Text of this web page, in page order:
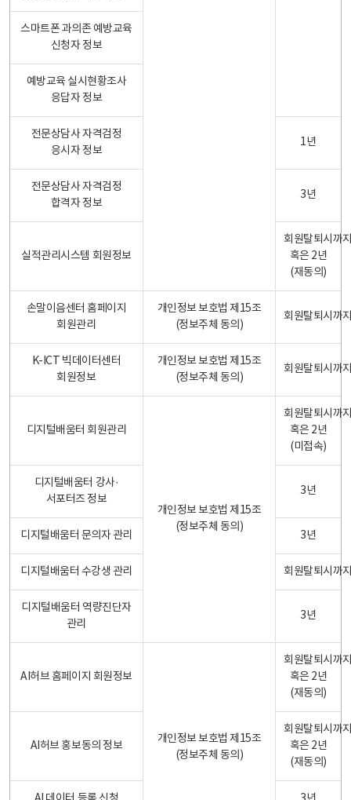
스마트폰 과의존 예방교육
신청자 정보
예방교육 실시현황조사
응답자 정보
전문상담사 자격검정
응시자 정보
1년
전문상담사 자격검정
합격자 정보
3년
실적관리시스템 회원정보
회원탈퇴시까
혹은 2년
(재동의)
손말이음센터 홈페이지
회원관리
개인정보 보호법 제15조
(정보주체 동의)
회원탈퇴시까
K-ICT 빅데이터센터
회원정보
개인정보 보호법 제15조
(정보주체 동의)
회원탈퇴시까
디지털배움터 회원관리
개인정보 보호법 제15조
(정보주체 동의)
회원탈퇴시까
혹은 2년
(미접속)
디지털배움터 강사·
서포터즈 정보
3년
디지털배움터 문의자 관리 3년
디지털배움터 수강생 관리 회원탈퇴시까
디지털배움터 역량진단자
관리
3년
AI허브 홈페이지 회원정보
개인정보 보호법 제15조
(정보주체 동의)
회원탈퇴시까
혹은 2년
(재동의)
AI허브 홍보동의 정보
회원탈퇴시까
혹은 2년
(재동의)